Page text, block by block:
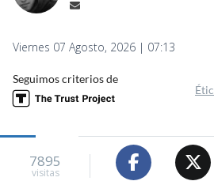
Viernes 07 Agosto, 2026 | 07:13
Seguimos criterios de
7895
visitas